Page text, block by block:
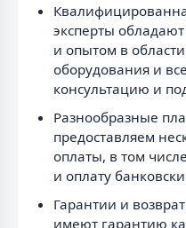
эксперты
и опытом в
оборудования и
консультацию и
Разнообразные
предоставляем
оплаты, в том
и оплату
Гарантии и
имеют гарантию